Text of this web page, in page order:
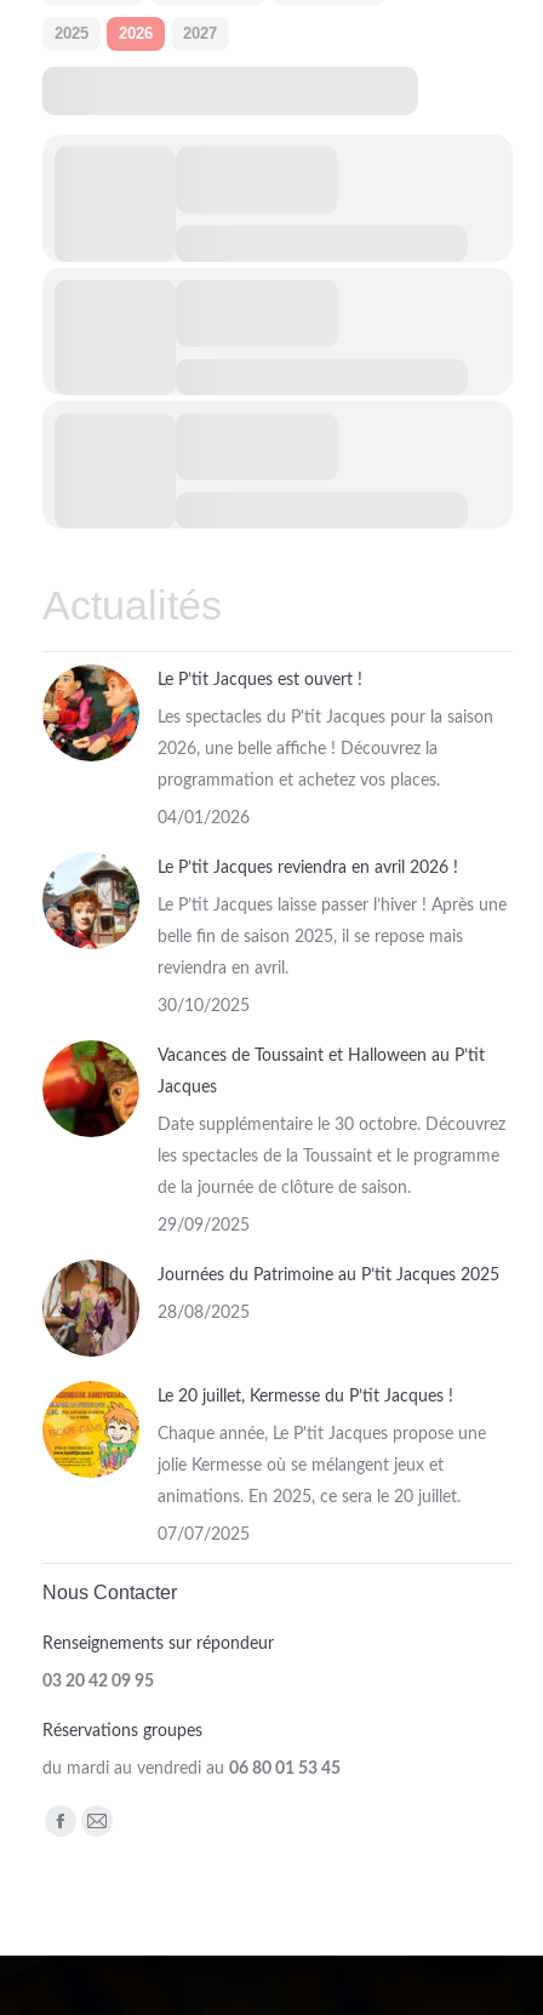
2025 2026 2027
Actualités
Le P’tit Jacques est ouvert !
Les spectacles du P'tit Jacques pour la saison
2026, une belle affiche ! Découvrez la
programmation et achetez vos places.
04/01/2026
Le P’tit Jacques reviendra en avril 2026 !
Le P’tit Jacques laisse passer l’hiver ! Après une
belle fin de saison 2025, il se repose mais
reviendra en avril.
30/10/2025
Vacances de Toussaint et Halloween au P’tit
Jacques
Date supplémentaire le 30 octobre. Découvrez
les spectacles de la Toussaint et le programme
de la journée de clôture de saison.
29/09/2025
Journées du Patrimoine au P’tit Jacques 2025
28/08/2025
Le 20 juillet, Kermesse du P’tit Jacques !
Chaque année, Le P'tit Jacques propose une
jolie Kermesse où se mélangent jeux et
animations. En 2025, ce sera le 20 juillet.
07/07/2025
Nous Contacter
Renseignements sur répondeur
03 20 42 09 95
Réservations groupes
du mardi au vendredi au 06 80 01 53 45
Trouvez nous sur :
new new